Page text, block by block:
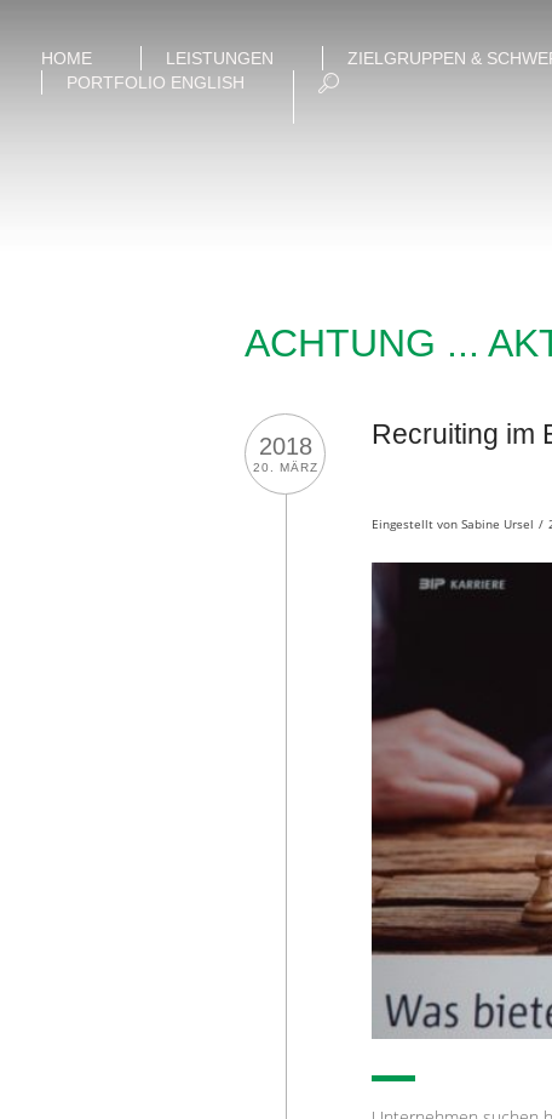
HOME LEISTUNGEN ZIELGRUPPEN &
PORTFOLIO ENGLISH
ACHTUNG ...
2018
20. MÄRZ
Recruiting im
Eingestellt von Sabine Ursel /